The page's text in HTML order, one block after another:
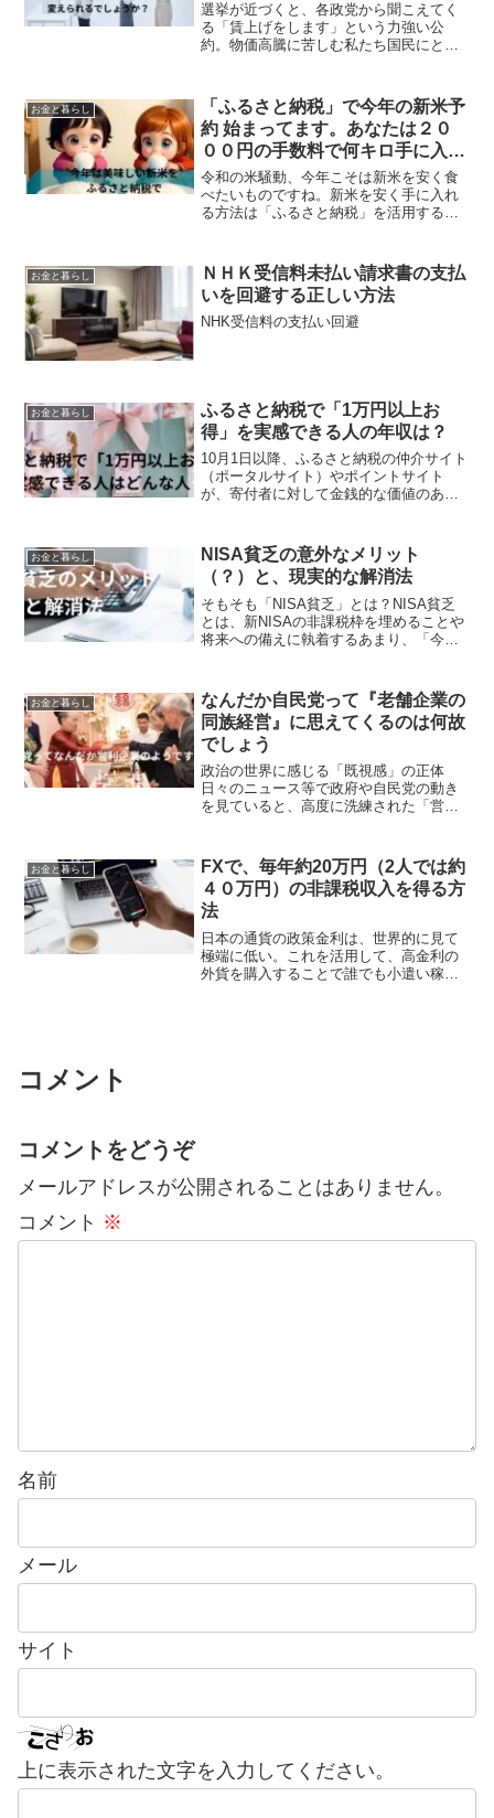
選挙が近づくと、各政党から聞こえてく
る「賃上げをします」という力強い公
約。物価高騰に苦しむ私たち国民にとっ
う言葉の裏には、日本の経済を支える中
小企業の厳しい現実と、政治...
お金と暮らし
「ふるさと納税」で今年の新米予
約 始まってます。あなたは２０
００円の手数料で何キロ手に入れ
ますか
令和の米騒動、今年こそは新米を安く食
べたいものですね。新米を安く手に入れ
る方法は「ふるさと納税」を活用するこ
地方税を支払うのですからこれを利用し
ないのはもったいないです...
お金と暮らし
ＮＨＫ受信料未払い請求書の支払
いを回避する正しい方法
NHK受信料の支払い回避
お金と暮らし
ふるさと納税で「1万円以上お
得」を実感できる人の年収は？
10月1日以降、ふるさと納税の仲介サイト
（ポータルサイト）やポイントサイト
が、寄付者に対して金銭的な価値のある
ところで、ふるさと納税の魅力は、実質
2,000円の自己負担...
お金と暮らし
NISA貧乏の意外なメリット
（？）と、現実的な解消法
そもそも「NISA貧乏」とは？NISA貧乏
とは、新NISAの非課税枠を埋めることや
将来への備えに執着するあまり、「今」
に見るNISAの熱狂金融庁や証券会社のデ
ータ（20...
お金と暮らし
なんだか自民党って『老舗企業の
同族経営』に思えてくるのは何故
でしょう
政治の世界に感じる「既視感」の正体
日々のニュース等で政府や自民党の動き
を見ていると、高度に洗練された「営利
を描き、国民の信託を受けて公共の利益
を実現する活動であるはずで...
お金と暮らし
FXで、毎年約20万円（2人では約
４０万円）の非課税収入を得る方
法
日本の通貨の政策金利は、世界的に見て
極端に低い。これを活用して、高金利の
外貨を購入することで誰でも小遣い稼ぎ
コメント
コメントをどうぞ
メールアドレスが公開されることはありません。
コメント ※
名前
メール
サイト
上に表示された文字を入力してください。